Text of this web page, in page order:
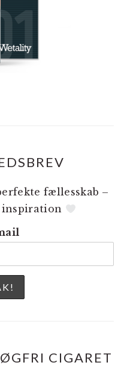
fællesskab –
CIGARET